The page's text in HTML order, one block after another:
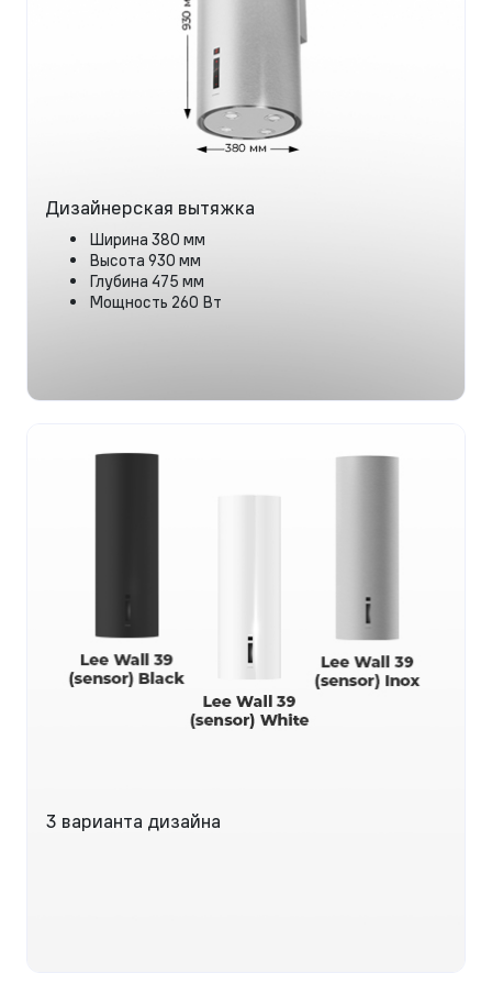
Дизайнерская вытяжка
Ширина 380 мм
Высота 930 мм
Глубина 475 мм
Мощность 260 Вт
3 варианта дизайна